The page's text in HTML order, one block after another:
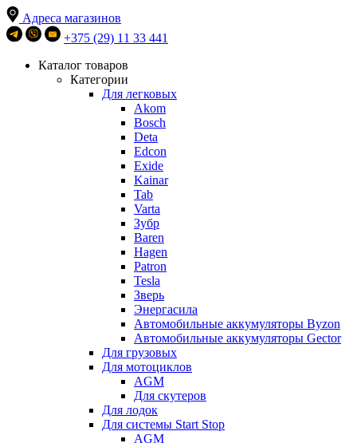
Адреса магазинов
+375 (29) 11 33 441
Каталог товаров
Категории
Для легковых
Akom
Bosch
Deta
Edcon
Exide
Kainar
Tab
Varta
Зубр
Baren
Hagen
Patron
Tesla
Зверь
Энергасила
Автомобильные аккумуляторы Byzon
Автомобильные аккумуляторы Gector
Для грузовых
Для мотоциклов
AGM
Для скутеров
Для лодок
Для системы Start Stop
AGM